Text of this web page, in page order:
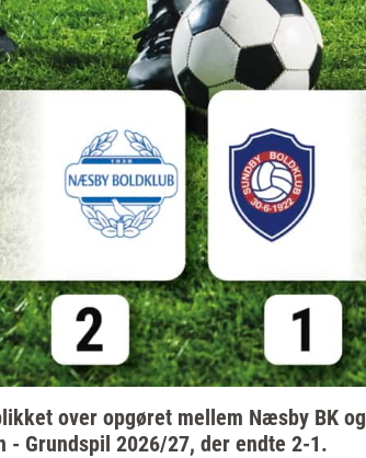
over op­gø­ret mel­lem Næsby BK og
- Grund­spil 2026/27, der endte 2-1.